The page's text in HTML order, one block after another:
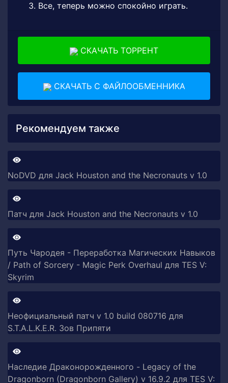
Все, теперь можно спокойно играть.
СКАЧАТЬ ТОРРЕНТ
СКАЧАТЬ С ФАЙЛООБМЕННИКА
Рекомендуем также
NoDVD для Jack Houston and the Necronauts v 1.0
Патч для Jack Houston and the Necronauts v 1.0
Путь Чародея - Переработка Магических Навыков
/ Path of Sorcery - Magic Perk Overhaul для TES V:
Skyrim
Неофициальный патч v 1.0 build 080716 для
S.T.A.L.K.E.R. Зов Припяти
Наследие Драконорожденного - Legacy of the
Dragonborn (Dragonborn Gallery) v 16.9.2 для TES V: